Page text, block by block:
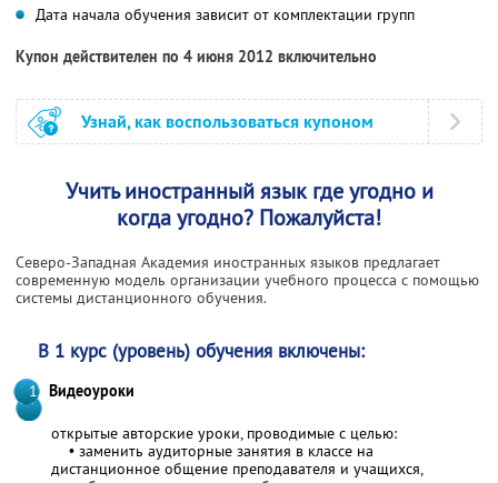
Дата начала обучения зависит от комплектации групп
Купон действителен по 4 июня 2012 включительно
Узнай, как воспользоваться купоном
Учить иностранный язык где угодно и
когда угодно? Пожалуйста!
Северо-Западная Академия иностранных языков предлагает
современную модель организации учебного процесса с помощью
системы дистанционного обучения.
В 1 курс (уровень) обучения включены:
Видеоуроки
открытые авторские уроки, проводимые с целью:
• заменить аудиторные занятия в классе на
дистанционное общение преподавателя и учащихся,